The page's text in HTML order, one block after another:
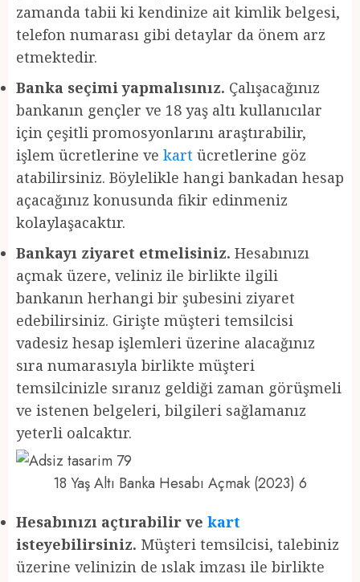
zamanda tabii ki kendinize ait kimlik belgesi,
telefon numarası gibi detaylar da önem arz
etmektedir.
Banka seçimi yapmalısınız. Çalışacağınız
bankanın gençler ve 18 yaş altı kullanıcılar
için çeşitli promosyonlarını araştırabilir,
işlem ücretlerine ve kart ücretlerine göz
atabilirsiniz. Böylelikle hangi bankadan hesap
açacağınız konusunda fikir edinmeniz
kolaylaşacaktır.
Bankayı ziyaret etmelisiniz. Hesabınızı
açmak üzere, veliniz ile birlikte ilgili
bankanın herhangi bir şubesini ziyaret
edebilirsiniz. Girişte müşteri temsilcisi
vadesiz hesap işlemleri üzerine alacağınız
sıra numarasıyla birlikte müşteri
temsilcinizle sıranız geldiği zaman görüşmeli
ve istenen belgeleri, bilgileri sağlamanız
yeterli oalcaktır.
18 Yaş Altı Banka Hesabı Açmak (2023) 6
Hesabınızı açtırabilir ve kart
isteyebilirsiniz. Müşteri temsilcisi, talebiniz
üzerine velinizin de ıslak imzası ile birlikte